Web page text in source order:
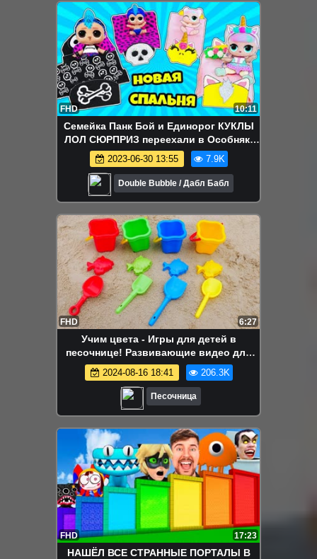
FHD 10:11
Семейка Панк Бой и Единорог КУКЛЫ
ЛОЛ СЮРПРИЗ переехали в Особняк!
Мультик LOL Surprise Doll House
2023-06-30 13:55 7.9K
Double Bubble / Дабл Бабл
FHD 6:27
Учим цвета - Игры для детей в
песочнице! Развивающие видео для
малышей
2024-08-16 18:41 206.3K
Песочница
FHD 17:23
НАШЁЛ ВСЕ СТРАННЫЕ ПОРТАЛЫ В